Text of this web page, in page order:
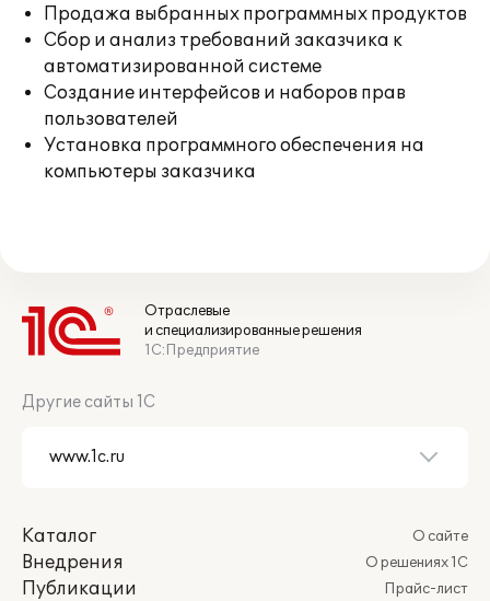
Продажа выбранных программных продуктов
Сбор и анализ требований заказчика к
автоматизированной системе
Создание интерфейсов и наборов прав
пользователей
Установка программного обеспечения на
компьютеры заказчика
Отраслевые
и специализированные решения
1С:Предприятие
Другие сайты 1С
Каталог
Внедрения
Публикации
О сайте
О решениях 1С
Прайс-лист